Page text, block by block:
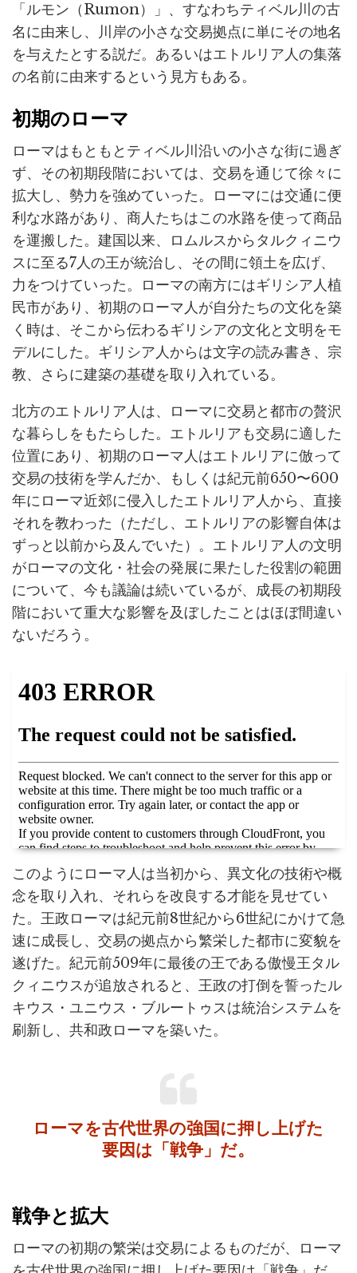
「ルモン（Rumon）」、すなわちティベル川の古
名に由来し、川岸の小さな交易拠点に単にその地名
を与えたとする説だ。あるいはエトルリア人の集落
の名前に由来するという見方もある。
初期のローマ
ローマはもともとティベル川沿いの小さな街に過ぎ
ず、その初期段階においては、交易を通じて徐々に
拡大し、勢力を強めていった。ローマには交通に便
利な水路があり、商人たちはこの水路を使って商品
を運搬した。建国以来、ロムルスからタルクィニウ
スに至る7人の王が統治し、その間に領土を広げ、
力をつけていった。ローマの南方にはギリシア人植
民市があり、初期のローマ人が自分たちの文化を築
く時は、そこから伝わるギリシアの文化と文明をモ
デルにした。ギリシア人からは文字の読み書き、宗
教、さらに建築の基礎を取り入れている。
北方のエトルリア人は、ローマに交易と都市の贅沢
な暮らしをもたらした。エトルリアも交易に適した
位置にあり、初期のローマ人はエトルリアに倣って
交易の技術を学んだか、もしくは紀元前650〜600
年にローマ近郊に侵入したエトルリア人から、直接
それを教わった（ただし、エトルリアの影響自体は
ずっと以前から及んでいた）。エトルリア人の文明
がローマの文化・社会の発展に果たした役割の範囲
について、今も議論は続いているが、成長の初期段
階において重大な影響を及ぼしたことはほぼ間違い
ないだろう。
このようにローマ人は当初から、異文化の技術や概
念を取り入れ、それらを改良する才能を見せてい
た。王政ローマは紀元前8世紀から6世紀にかけて急
速に成長し、交易の拠点から繁栄した都市に変貌を
遂げた。紀元前509年に最後の王である傲慢王タル
クィニウスが追放されると、王政の打倒を誓ったル
キウス・ユニウス・ブルートゥスは統治システムを
刷新し、共和政ローマを築いた。
ローマを古代世界の強国に押し上げた
要因は「戦争」だ。
戦争と拡大
ローマの初期の繁栄は交易によるものだが、ローマ